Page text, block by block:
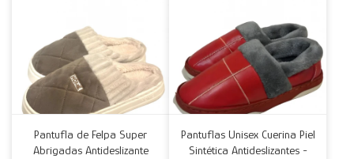
Pantufla de Felpa Super
Abrigadas Antideslizante
Pantuflas Unisex Cuerina Piel
Sintética Antideslizantes -